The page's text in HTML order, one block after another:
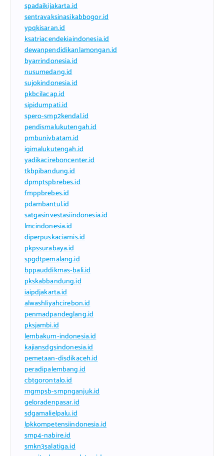
spadaikijakarta.id
sentravaksinasikabbogor.id
ypqkisaran.id
ksatriacendekiaindonesia.id
dewanpendidikanlamongan.id
byarrindonesia.id
nusumedang.id
sujokindonesia.id
pkbcilacap.id
sipidumpati.id
spero-smp2kendal.id
pendismalukutengah.id
pmbunivbatam.id
igimalukutengah.id
yadikacireboncenter.id
tkbpibandung.id
dpmptspbrebes.id
fmppbrebes.id
pdambantul.id
satgasinvestasiindonesia.id
lmcindonesia.id
diperpuskaciamis.id
pkpssurabaya.id
spgdtpemalang.id
bppauddikmas-bali.id
pkskabbandung.id
iaipdjakarta.id
alwashliyahcirebon.id
penmadpandeglang.id
pksjambi.id
lembakum-indonesia.id
kajiansdgsindonesia.id
pemetaan-disdikaceh.id
peradipalembang.id
cbtgorontalo.id
mgmpsb-smpnganjuk.id
geloradenpasar.id
sdgamalielpalu.id
lpkkompetensiindonesia.id
smp4-nabire.id
smkn3salatiga.id